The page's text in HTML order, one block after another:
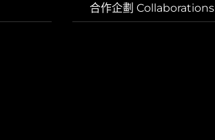
合作企劃 Collaborations